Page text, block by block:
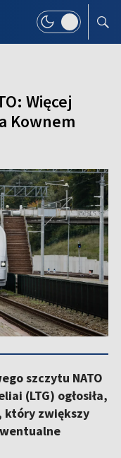
Więcej
Kownem
szczytu NATO
(LTG) ogłosiła,
który zwiększy